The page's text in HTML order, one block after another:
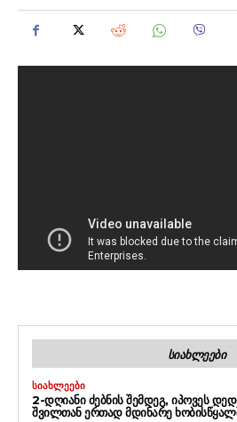
ᲡᲘᲐᲮᲚᲔᲔᲑᲘ
ᲡᲘᲐᲮᲚᲔᲔᲑᲘ
2-ᲓᲦᲘᲐᲜᲘ ᲫᲔᲑᲜᲘᲡ ᲨᲔᲛᲓᲔᲒ, ᲘᲞᲝᲕᲔᲡ
ᲨᲕᲘᲚᲗᲐᲜ ᲔᲠᲗᲐᲓ ᲛᲓᲘᲜᲐᲠᲔ